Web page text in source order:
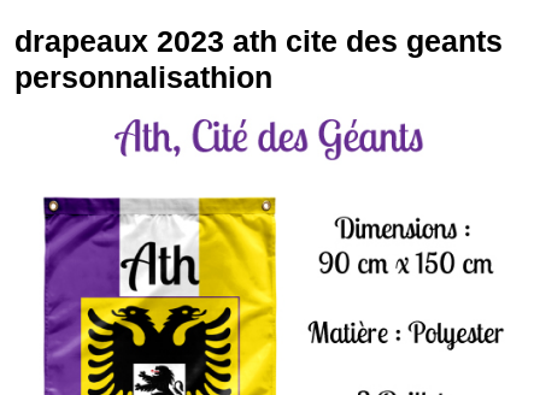
geants
personnalisathion
drapeaux 2023 ath cite des geants
personnalisathion